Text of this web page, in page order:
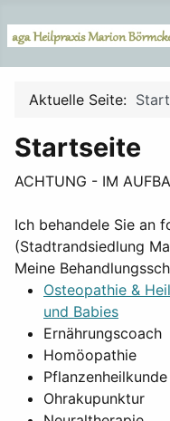
Aktuelle Seite:
Startseite
ACHTUNG - IM
Ich behandele Sie an
(Stadtrandsiedlung
Meine
Osteopathie &
und Babies
Ernährungscoach
Homöopathie
Pflanzenheilkunde
Ohrakupunktur